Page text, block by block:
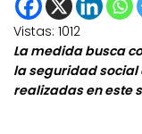
Vistas: 1012
La medida busca
la seguridad social
realizadas en este